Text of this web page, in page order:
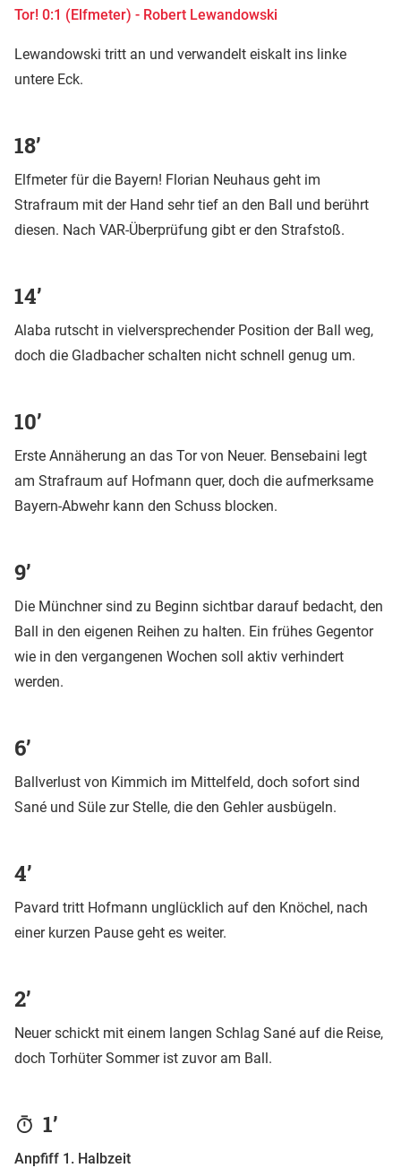
Tor! 0:1 (Elfmeter) - Robert Lewandowski
Lewandowski tritt an und verwandelt eiskalt ins linke
untere Eck.
18’
Elfmeter für die Bayern! Florian Neuhaus geht im
Strafraum mit der Hand sehr tief an den Ball und berührt
diesen. Nach VAR-Überprüfung gibt er den Strafstoß.
14’
Alaba rutscht in vielversprechender Position der Ball weg,
doch die Gladbacher schalten nicht schnell genug um.
10’
Erste Annäherung an das Tor von Neuer. Bensebaini legt
am Strafraum auf Hofmann quer, doch die aufmerksame
Bayern-Abwehr kann den Schuss blocken.
9’
Die Münchner sind zu Beginn sichtbar darauf bedacht, den
Ball in den eigenen Reihen zu halten. Ein frühes Gegentor
wie in den vergangenen Wochen soll aktiv verhindert
werden.
6’
Ballverlust von Kimmich im Mittelfeld, doch sofort sind
Sané und Süle zur Stelle, die den Gehler ausbügeln.
4’
Pavard tritt Hofmann unglücklich auf den Knöchel, nach
einer kurzen Pause geht es weiter.
2’
Neuer schickt mit einem langen Schlag Sané auf die Reise,
doch Torhüter Sommer ist zuvor am Ball.
1’
Anpfiff 1. Halbzeit